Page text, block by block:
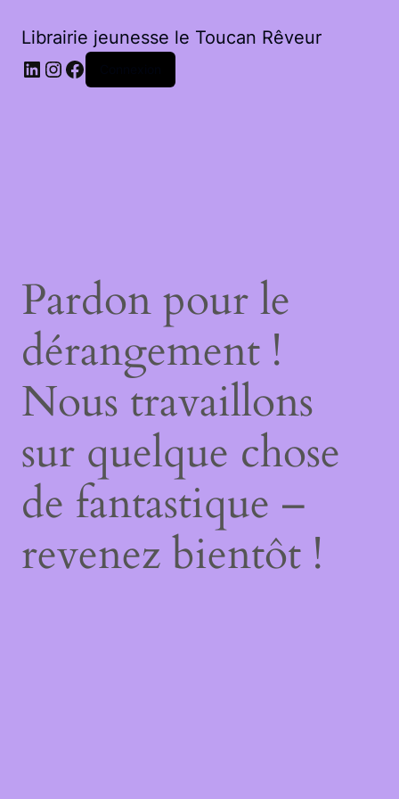
Librairie jeunesse le Toucan Rêveur
LinkedIn
Instagram
Facebook
Pardon pour le
dérangement !
Nous travaillons
sur quelque chose
de fantastique –
revenez bientôt !